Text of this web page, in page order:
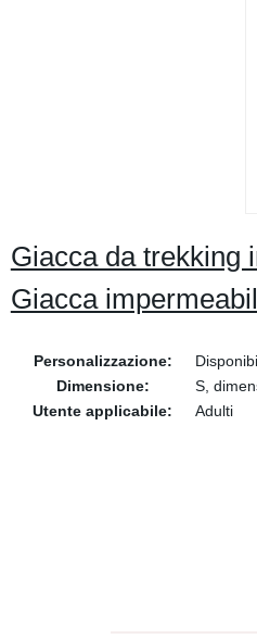
Giacca da trekking
Giacca
Personalizzazione:
Dimensione:
S,
Utente applicabile:
Adulti